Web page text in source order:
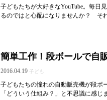
子どもたちが大好きなYouTube。毎日
るのではと心配になりませんか？ そ
簡単工作！段ボールで自
2016.04.19 子ども
子どもたちの憧れの自動販売機が段ボ
「どういう仕組み？」と不思議に感